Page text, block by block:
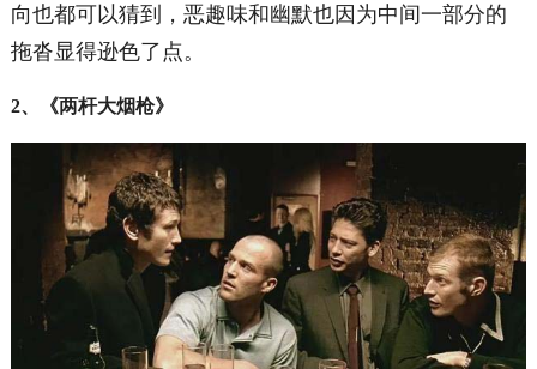
向也都可以猜到，恶趣味和幽默也因为中间一部分的
拖沓显得逊色了点。
2、《两杆大烟枪》